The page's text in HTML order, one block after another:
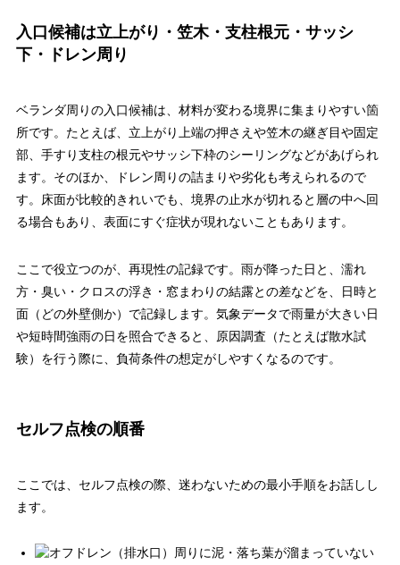
入口候補は立上がり・笠木・支柱根元・サッシ
下・ドレン周り
ベランダ周りの入口候補は、材料が変わる境界に集まりやすい箇
所です。たとえば、立上がり上端の押さえや笠木の継ぎ目や固定
部、手すり支柱の根元やサッシ下枠のシーリングなどがあげられ
ます。そのほか、ドレン周りの詰まりや劣化も考えられるので
す。床面が比較的きれいでも、境界の止水が切れると層の中へ回
る場合もあり、表面にすぐ症状が現れないこともあります。
ここで役立つのが、再現性の記録です。雨が降った日と、濡れ
方・臭い・クロスの浮き・窓まわりの結露との差などを、日時と
面（どの外壁側か）で記録します。気象データで雨量が大きい日
や短時間強雨の日を照合できると、原因調査（たとえば散水試
験）を行う際に、負荷条件の想定がしやすくなるのです。
セルフ点検の順番
ここでは、セルフ点検の際、迷わないための最小手順をお話しし
ます。
ドレン（排水口）周りに泥・落ち葉が溜まっていない